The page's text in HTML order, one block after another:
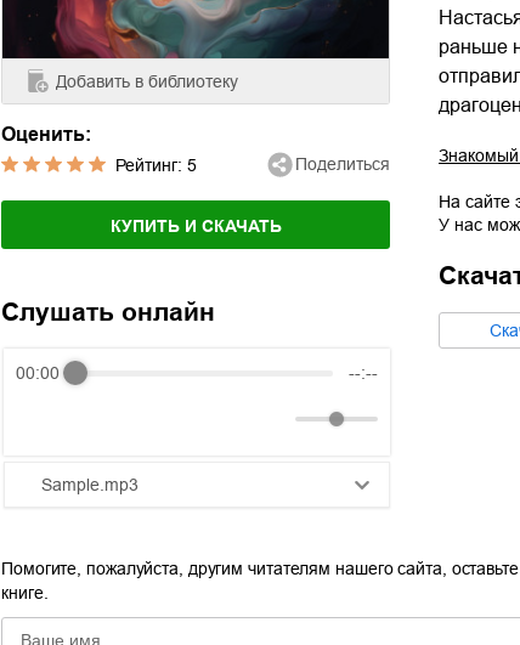
Добавить в библиотеку
Оценить:
Рейтинг: 5 Поделиться
КУПИТЬ И СКАЧАТЬ
Слушать онлайн
00:00 --:--
Sample.mp3
02.mp3 20:50
03.mp3 14:00
раньше
На сайте
У нас
Помогите, пожалуйста, другим читателям нашего сайта,
книге.